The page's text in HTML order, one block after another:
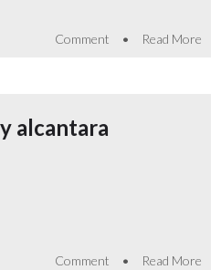
Comment • Read More
alcantara
Comment • Read More